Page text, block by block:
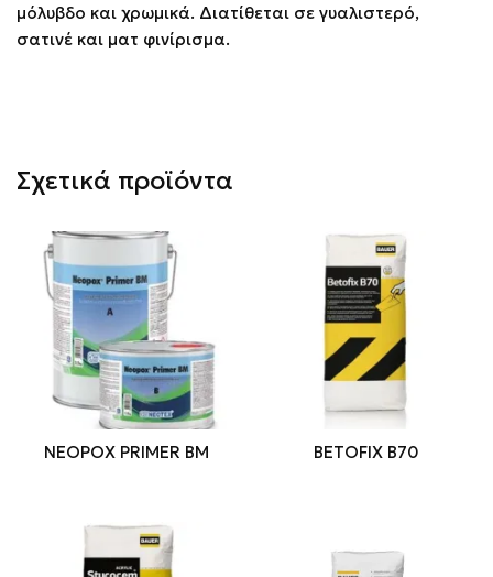
μόλυβδο και χρωμικά. Διατίθεται σε γυαλιστερό,
σατινέ και ματ φινίρισμα.
Σχετικά προϊόντα
NEOPOX PRIMER BM BETOFIX B70